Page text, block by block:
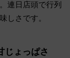
連日店頭で行列
しさです。
じょっぱさ